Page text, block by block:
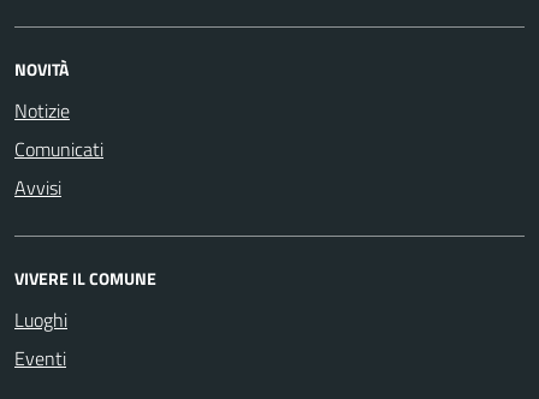
NOVITÀ
Notizie
Comunicati
Avvisi
VIVERE IL COMUNE
Luoghi
Eventi